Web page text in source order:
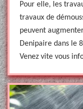
Pour elle, les
travaux de
peuvent
Denipaire dans le
Venez vite vous